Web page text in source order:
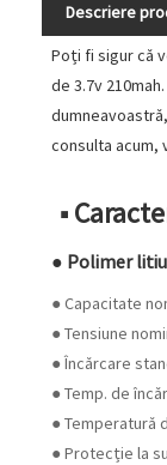
Descriere
Poți fi sigur că
de 3.7v
consulta acum,
■
● Polimer
● Capacitate
● Tensiune
● Încărcare
● Temp. de
● Temperatură
● Protecție la